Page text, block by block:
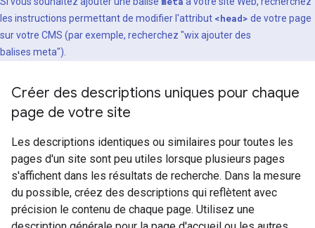
les instructions permettant de modifier l'attribut <head> de votre page
sur votre CMS (par exemple, recherchez "wix ajouter des
balises meta").
Créer des descriptions uniques pour chaque
page de votre site
Les descriptions identiques ou similaires pour toutes les
pages d'un site sont peu utiles lorsque plusieurs pages
s'affichent dans les résultats de recherche. Dans la mesure
du possible, créez des descriptions qui reflètent avec
précision le contenu de chaque page. Utilisez une